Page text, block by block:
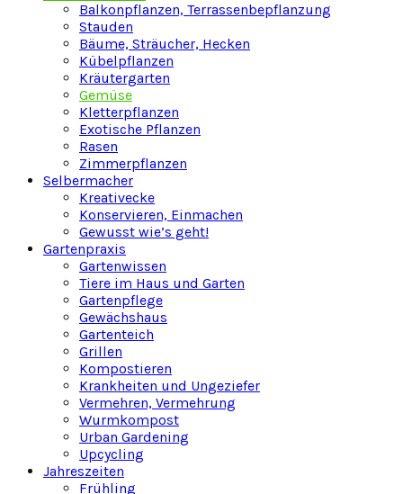
Balkonpflanzen, Terrassenbepflanzung
Stauden
Bäume, Sträucher, Hecken
Kübelpflanzen
Kräutergarten
Gemüse
Kletterpflanzen
Exotische Pflanzen
Rasen
Zimmerpflanzen
Selbermacher
Kreativecke
Konservieren, Einmachen
Gewusst wie’s geht!
Gartenpraxis
Gartenwissen
Tiere im Haus und Garten
Gartenpflege
Gewächshaus
Gartenteich
Grillen
Kompostieren
Krankheiten und Ungeziefer
Vermehren, Vermehrung
Wurmkompost
Urban Gardening
Upcycling
Jahreszeiten
Frühling